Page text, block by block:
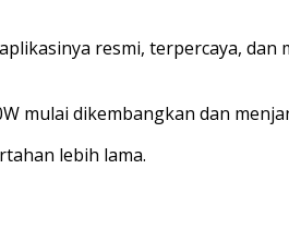
resmi, terpercaya,
mulai dikembangkan dan
lebih lama.